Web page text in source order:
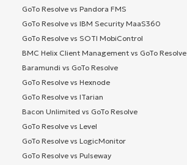
GoTo Resolve vs Pandora FMS
GoTo Resolve vs IBM Security MaaS360
GoTo Resolve vs SOTI MobiControl
BMC Helix Client Management vs GoTo Resolve
Baramundi vs GoTo Resolve
GoTo Resolve vs Hexnode
GoTo Resolve vs ITarian
Bacon Unlimited vs GoTo Resolve
GoTo Resolve vs Level
GoTo Resolve vs LogicMonitor
GoTo Resolve vs Pulseway